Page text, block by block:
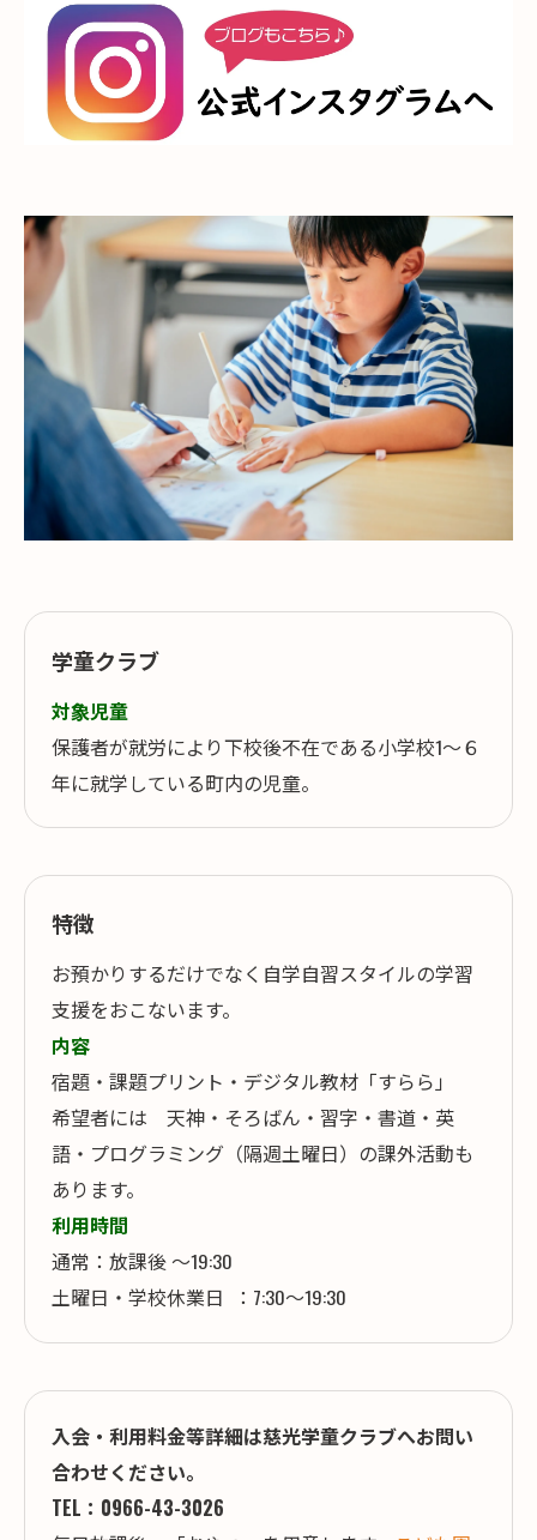
学童クラブ
対象児童
保護者が就労により下校後不在である小学校1～６
年に就学している町内の児童。
特徴
お預かりするだけでなく自学自習スタイルの学習
支援をおこないます。
内容
宿題・課題プリント・デジタル教材「すらら」
希望者には 天神・そろばん・習字・書道・英
語・プログラミング（隔週土曜日）の課外活動も
あります。
利用時間
通常：放課後 ～19:30
土曜日・学校休業日 ：7:30～19:30
入会・利用料金等詳細は慈光学童クラブへお問い
合わせください。
TEL：0966-43-3026